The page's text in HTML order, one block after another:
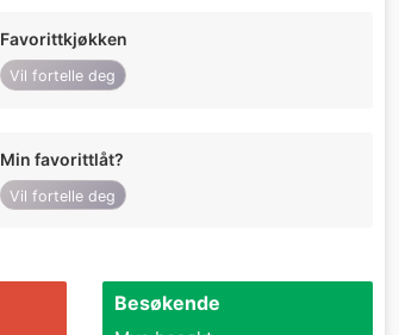
Favorittkjøkken
Vil fortelle deg
Min favorittlåt?
Vil fortelle deg
Besøkende